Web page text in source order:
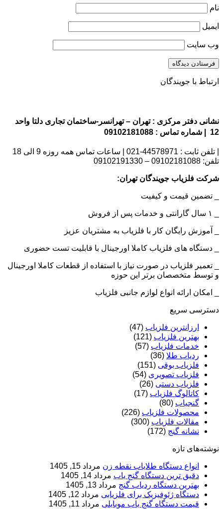
نام
ایمیل
وب‌ سایت
ارتباط با جویندگان
نشانی دفتر مرکزی : تهران – تهرانسر-ساختمان تجاری دلتا واحد
12 | شماره تماس : 09102181088
| تلفن ثابت : 44578971-021 | ساعات تماس همه روزه 9 الی 18
تلفن: 09102181088 – 09102191330
شرکت فلزیاب جویندگان تهران:
_ تضمین قیمت و کیفیت
_ آموزش رایگان کار با فلزیاب به مشتریان عزیز
_ دستگاه های فلزیاب کاملا اورجینال با قابلیت تست حضوری
_ تعمیر فلزیاب در صورت نیاز با استفاده از قطعات کاملا اورجینال
و توسط متخصصان برتر این حوزه
_ امکان ارائه انواع لوازم جانبی فلزیاب
دسترسی سریع
ارزانترین فلزیاب (47)
بهترین فلزیاب (121)
خدمات فلزیاب (57)
ردیاب طلا (36)
فلزیاب بوقی (151)
فلزیاب تصویری (54)
فلزیاب دستی (26)
کاتالوگ فلزیاب (17)
گنجیاب (80)
محصولات فلزیاب (226)
مقالات فلزیاب (300)
نشانه گنج (172)
نوشته‌های تازه
انواع دستگاه طلایاب نقطه زن مرداد 15, 1405
دقیق ترین دستگاه گنج یاب مرداد 14, 1405
بهترین دستگاه ردیاب گنج مرداد 13, 1405
دستگاه ژئوفیزیک برای فلزیابی مرداد 12, 1405
قیمت دستگاه گنج یاب موبایلی مرداد 11, 1405